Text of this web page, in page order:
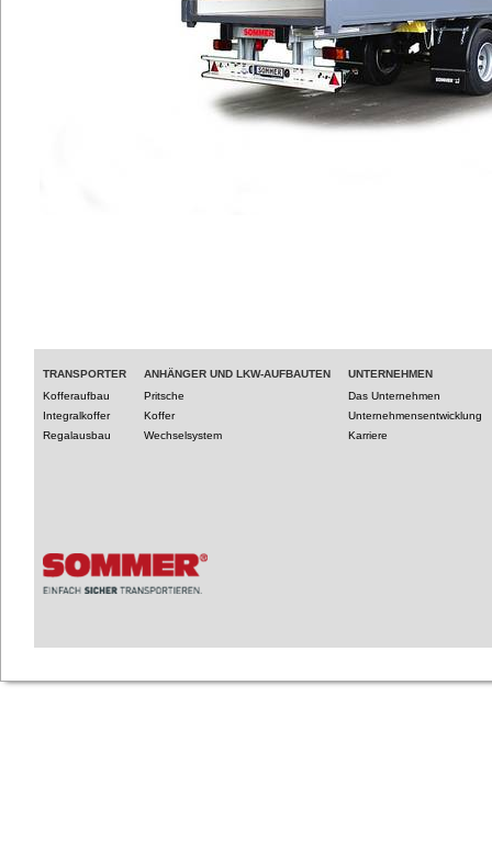
TRANSPORTER
Kofferaufbau
Integralkoffer
Regalausbau
ANHÄNGER UND LKW-AUFBAUTEN
Pritsche
Koffer
Wechselsystem
UNTERNEHMEN
Das Unternehmen
Unternehmensentwicklung
Karriere